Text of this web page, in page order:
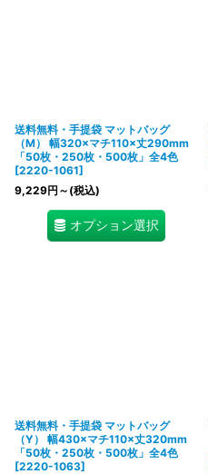
送料無料・手提袋 マットバッグ
（M） 幅320×マチ110×丈290mm
「50枚・250枚・500枚」全4色
[2220-1061]
9,229円 ～ (税込)
オプション選択
送料無料・手提袋 マットバッグ
（Y） 幅430×マチ110×丈320mm
「50枚・250枚・500枚」全4色
[2220-1063]